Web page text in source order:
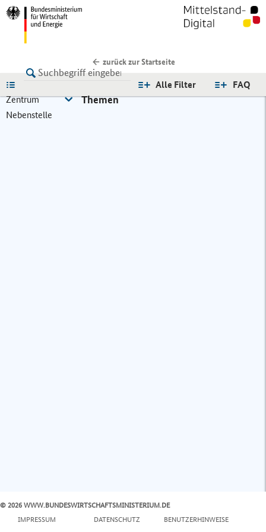
zurück zur Startseite
FAQ
Alle Filter
Zentrum
Nebenstelle
Themen
© 2026 WWW.BUNDESWIRTSCHAFTSMINISTERIUM.DE
IMPRESSUM
DATENSCHUTZ BENUTZERHINWEISE